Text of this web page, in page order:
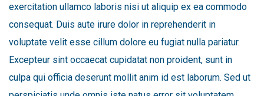
exercitation ullamco laboris nisi ut aliquip ex ea commodo
consequat. Duis aute irure dolor in reprehenderit in
voluptate velit esse cillum dolore eu fugiat nulla pariatur.
Excepteur sint occaecat cupidatat non proident, sunt in
culpa qui officia deserunt mollit anim id est laborum. Sed ut